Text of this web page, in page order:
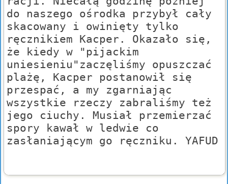
do naszego ośrodka przybył cały
skacowany i owinięty tylko
ręcznikiem Kacper. Okazało się,
że kiedy w "pijackim
uniesieniu"zaczęliśmy opuszczać
plażę, Kacper postanowił się
przespać, a my zgarniając
wszystkie rzeczy zabraliśmy też
jego ciuchy. Musiał przemierzać
spory kawał w ledwie co
zasłaniającym go ręczniku. YAFUD